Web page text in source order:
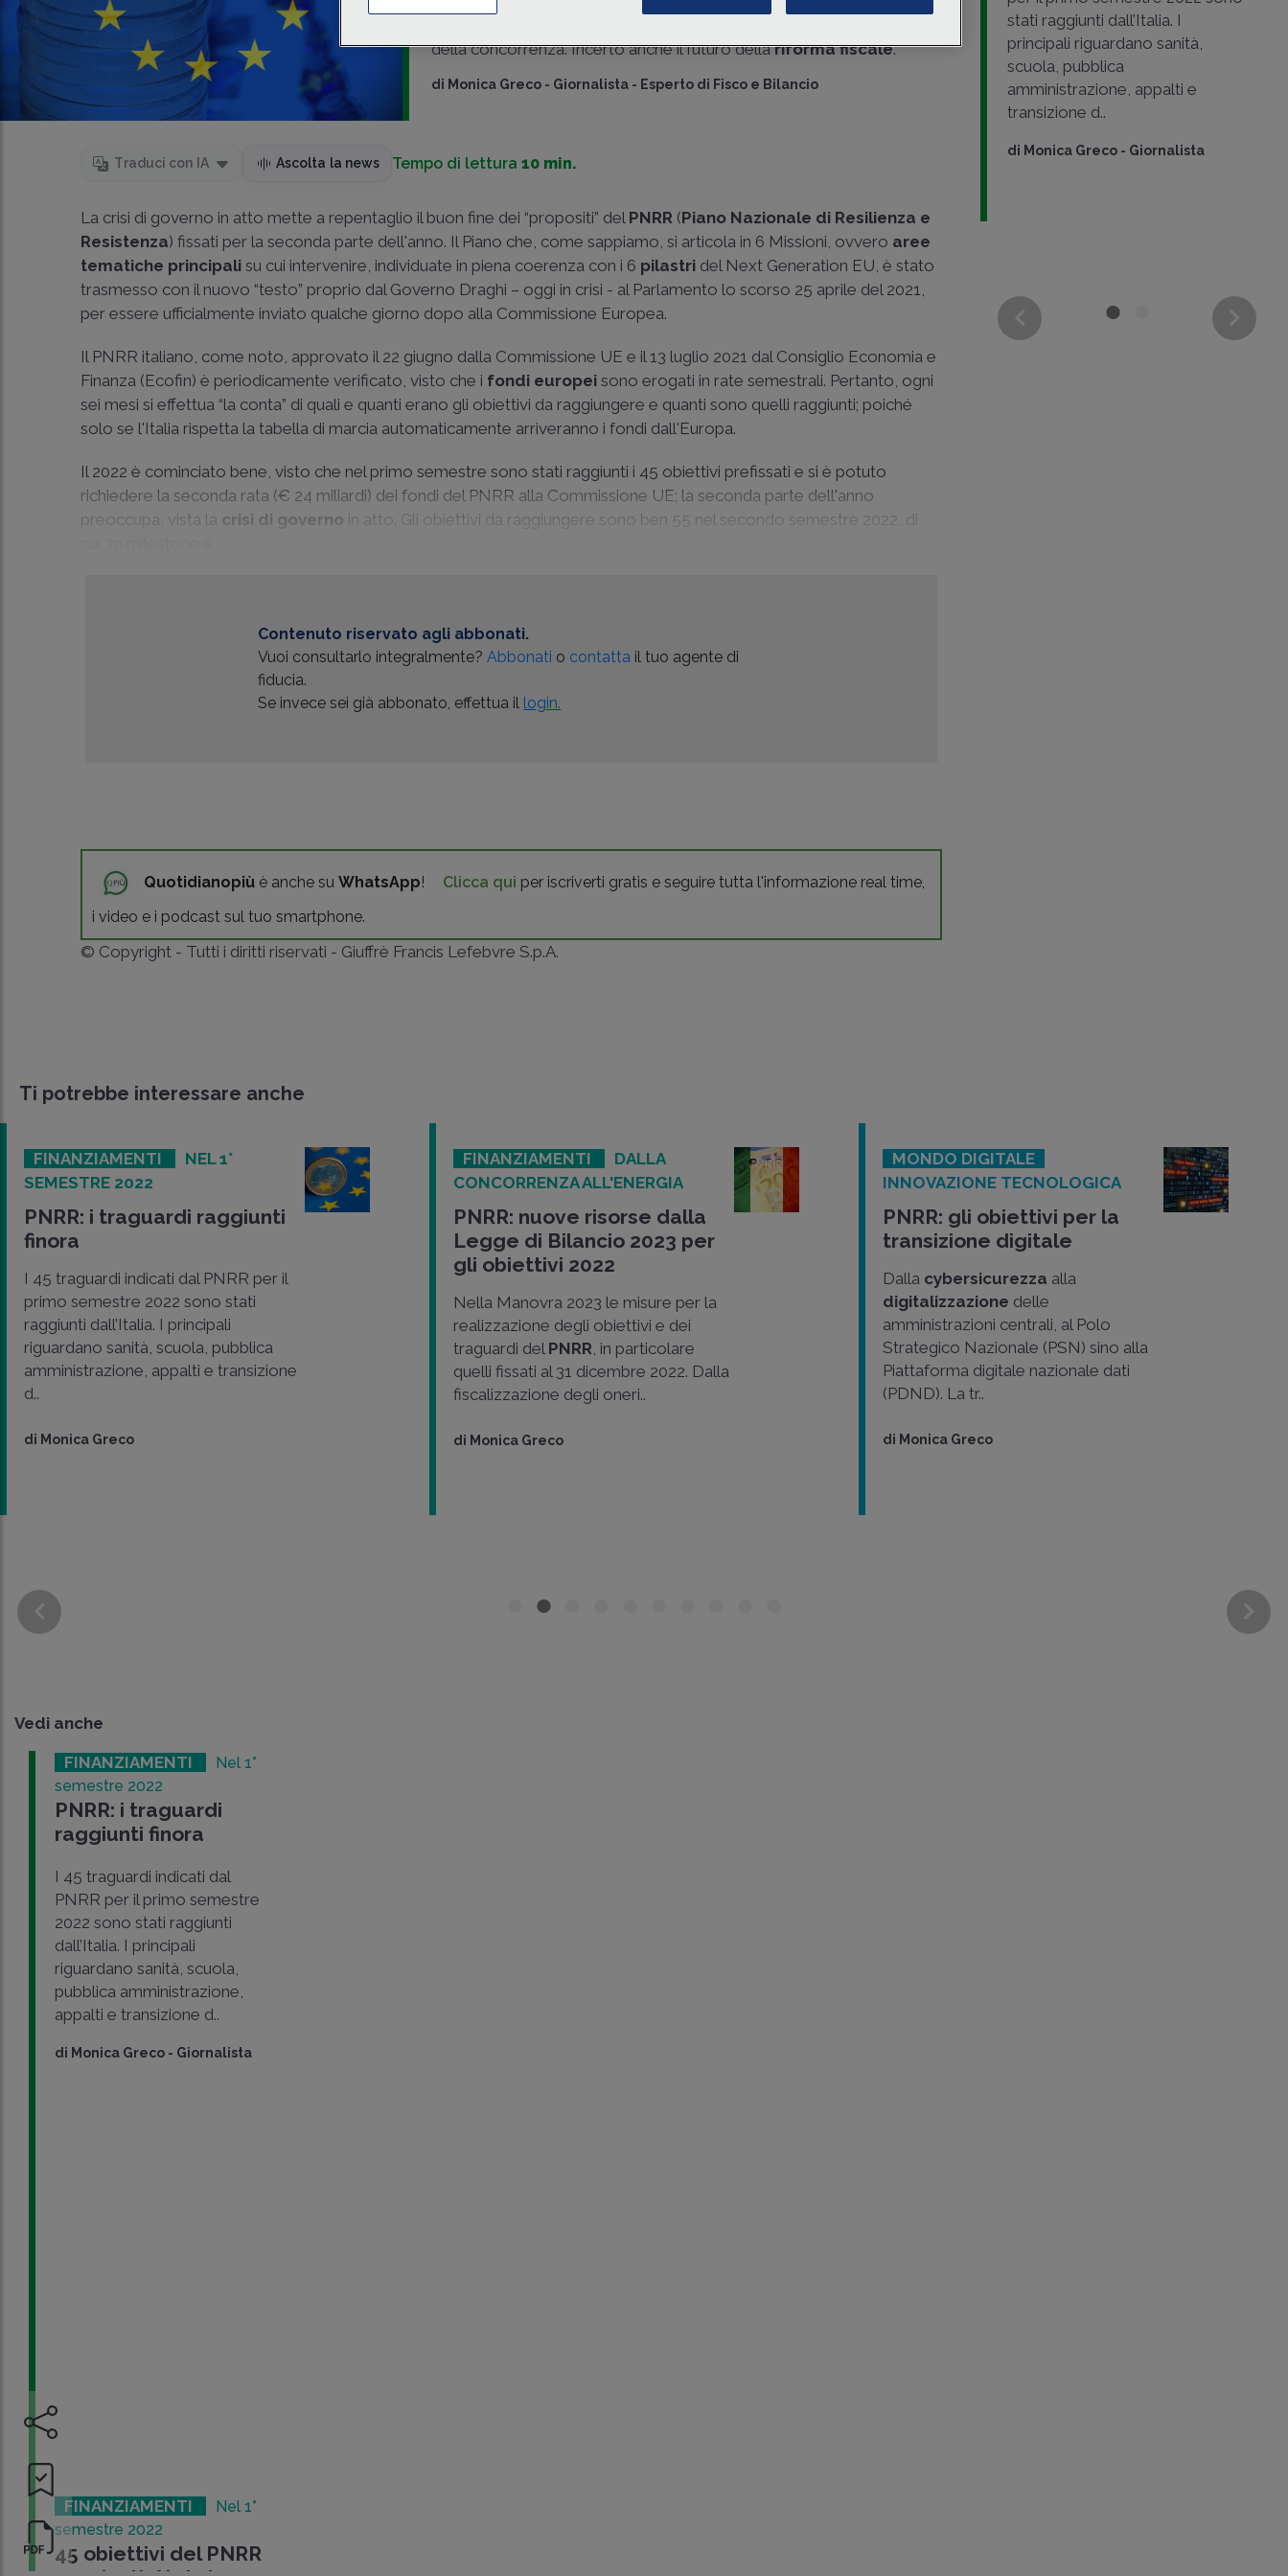
della concorrenza. Incerto anche il futuro dellariforma fiscale.
di Monica Greco - Giornalista - Esperto di Fisco e Bilancio
Traduci con IA Ascolta la news Tempo di lettura10 min.
La crisi di governo in atto mette a repentaglio il buon fine dei “propositi” del PNRR (Piano Nazionale di Resilienza e
Resistenza) fissati per la seconda parte dell'anno. Il Piano che, come sappiamo, si articola in 6 Missioni, ovvero aree
tematiche principali su cui intervenire, individuate in piena coerenza con i 6 pilastri del Next Generation EU, è stato
trasmesso con il nuovo “testo” proprio dal Governo Draghi – oggi in crisi - al Parlamento lo scorso 25 aprile del 2021,
per essere ufficialmente inviato qualche giorno dopo alla Commissione Europea.
Il PNRR italiano, come noto, approvato il 22 giugno dalla Commissione UE e il 13 luglio 2021 dal Consiglio Economia e
Finanza (Ecofin) è periodicamente verificato, visto che i fondi europei sono erogati in rate semestrali. Pertanto, ogni
sei mesi si effettua “la conta” di quali e quanti erano gli obiettivi da raggiungere e quanti sono quelli raggiunti; poiché
solo se l'Italia rispetta la tabella di marcia automaticamente arriveranno i fondi dall'Europa.
Il 2022 è cominciato bene, visto che nel primo semestre sono stati raggiunti i 45 obiettivi prefissati e si è potuto
richiedere la seconda rata (€ 24 miliardi) dei fondi del PNRR alla Commissione UE; la seconda parte dell'anno
preoccupa, vista la crisi di governo in atto. Gli obiettivi da raggiungere sono ben 55 nel secondo semestre 2022, di
Contenuto riservato agli abbonati.
Vuoi consultarlo integralmente?Abbonati o contatta il tuo agente di
fiducia.
Se invece sei già abbonato, effettua il login.
Quotidianopiù è anche suWhatsApp! Clicca qui per iscriverti gratis e seguire tutta l'informazione real time,
i video e i podcast sul tuo smartphone.
© Copyright - Tutti i diritti riservati - Giuffrè Francis Lefebvre S.p.A.
traguardi e obiettivi indicati dal
Resilienza per il primo semestre
stati raggiunti dall’Italia. I
principali riguardano sanità,
scuola, pubblica
amministrazione, appalti e
transizione d..
di Monica Greco - Giornalista
Ti potrebbe interessare anche
FINANZIAMENTI
NEL 1°
SEMESTRE 2022
PNRR: i traguardi raggiunti
finora
I 45 traguardi indicati dal PNRR per il
primo semestre 2022 sono stati
raggiunti dall’Italia. I principali
riguardano sanità, scuola, pubblica
amministrazione, appalti e transizione
d..
di Monica Greco
FINANZIAMENTI
DALLA
CONCORRENZA ALL'ENERGIA
PNRR: nuove risorse dalla
Legge di Bilancio 2023 per
gli obiettivi 2022
Nella Manovra 2023 le misure per la
realizzazione degli obiettivi e dei
traguardi del PNRR , in particolare
quelli fissati al 31 dicembre 2022. Dalla
fiscalizzazione degli oneri..
di Monica Greco
MONDO DIGITALE
INNOVAZIONE TECNOLOGICA
PNRR: gli obiettivi per la
transizione digitale
Dalla cybersicurezza alla
digitalizzazione delle
amministrazioni centrali, al Polo
Strategico Nazionale (PSN) sino alla
Piattaforma digitale nazionale dati
(PDND). La tr..
di Monica Greco
Vedi anche
FINANZIAMENTI
Nel 1°
semestre 2022
PNRR: i traguardi
raggiunti finora
I 45 traguardi indicati dal
PNRR per il primo semestre
2022 sono stati raggiunti
dall’Italia. I principali
riguardano sanità, scuola,
pubblica amministrazione,
appalti e transizione d..
di Monica Greco - Giornalista
FINANZIAMENTI
Nel 1°
semestre 2022
45 obiettivi del PNRR